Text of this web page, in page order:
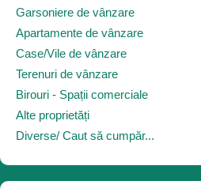
Garsoniere de vânzare
Apartamente de vânzare
Case/Vile de vânzare
Terenuri de vânzare
Birouri - Spații comerciale
Alte proprietăți
Diverse/ Caut să cumpăr...